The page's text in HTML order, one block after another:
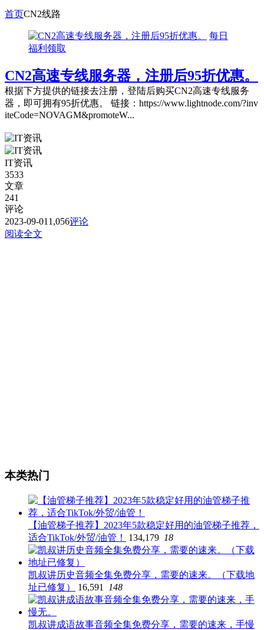
首页CN2线路
每日
福利领取
CN2高速专线服务器，注册后95折优惠。
根据下方提供的链接去注册，登陆后购买CN2高速专线服务
器，即可拥有95折优惠。 链接：https://www.lightnode.com/?inv
iteCode=NOVAGM&promoteW...
IT资讯
3533
文章
241
评论
2023-09-01 1,056评论
阅读全文
本类热门
【油管梯子推荐】2023年5款稳定好用的油管梯子推荐，
适合TikTok/外贸/油管！
134,179 18
凯叔讲历史音频全集免费分享，需要的速来。（下载地
址已修复）
16,591 148
凯叔讲成语故事音频全集免费分享，需要的速来，手慢